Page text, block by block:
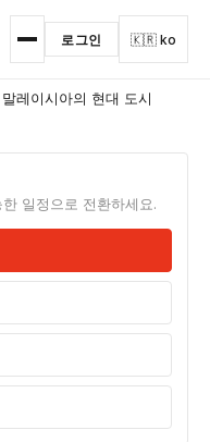
로그인 🇰🇷 ko
레이시아의 현대 도시
일정으로 전환하세요.